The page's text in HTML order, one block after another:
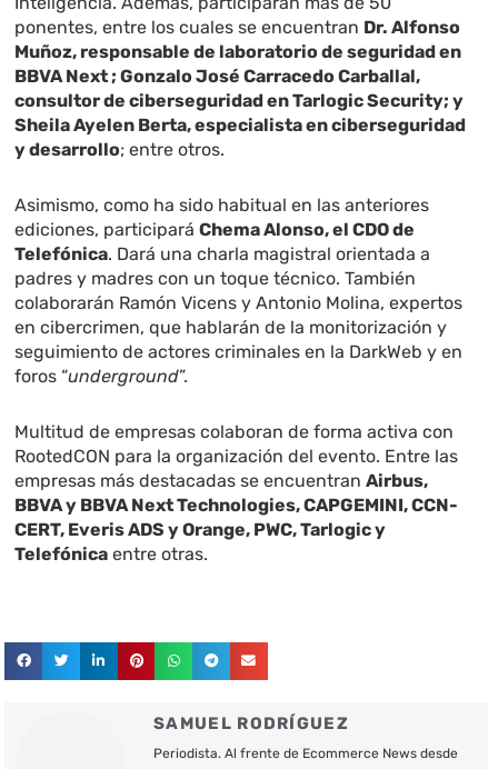
ponentes, entre los cuales se encuentran Dr. Alfonso
Muñoz, responsable de laboratorio de seguridad en
BBVA Next ; Gonzalo José Carracedo Carballal,
consultor de ciberseguridad en Tarlogic Security; y
Sheila Ayelen Berta, especialista en ciberseguridad
y desarrollo; entre otros.
Asimismo, como ha sido habitual en las anteriores
ediciones, participaráChema Alonso, el CDO de
Telefónica. Dará una charla magistral orientada a
padres y madres con un toque técnico. También
colaborarán Ramón Vicens y Antonio Molina, expertos
en cibercrimen, que hablarán de la monitorización y
seguimiento de actores criminales en la DarkWeb y en
foros “underground”.
Multitud de empresas colaboran de forma activa con
RootedCON para la organización del evento. Entre las
empresas más destacadas se encuentranAirbus,
BBVA y BBVA Next Technologies, CAPGEMINI, CCN-
CERT, Everis ADS y Orange, PWC, Tarlogic y
Telefónica entre otras.
SAMUEL RODRÍGUEZ
Periodista. Al frente de Ecommerce News desde